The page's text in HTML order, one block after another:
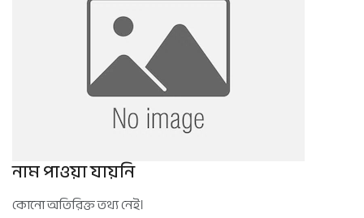
নাম পাওয়া যায়নি
কোনো অতিরিক্ত তথ্য নেই।